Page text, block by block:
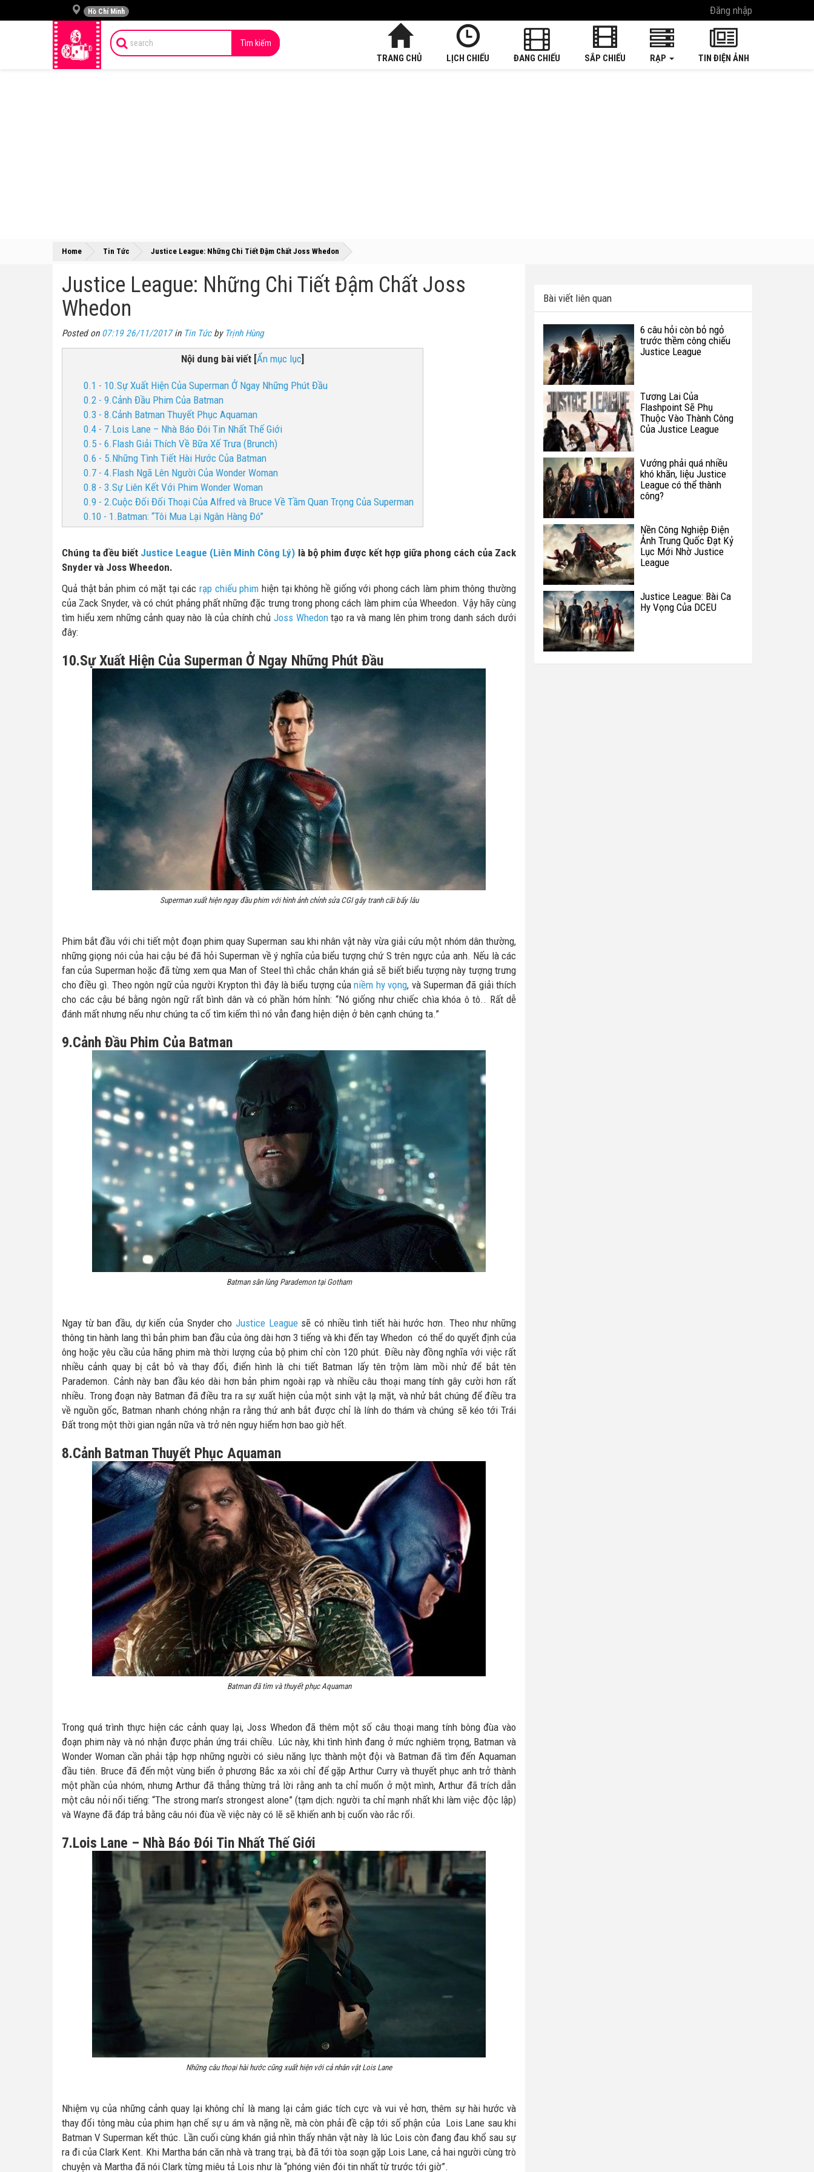
Hồ Chí Minh Đăng nhập
Tìm kiếm
TRANG CHỦ LỊCH CHIẾU ĐANG CHIẾU SẮP CHIẾU RẠP TIN ĐIỆN ẢNH
Home »
Tin Tức »
Justice League: Những Chi Tiết Đậm Chất Joss Whedon
Justice League: Những Chi Tiết Đậm Chất Joss
Whedon
Posted on 07:19 26/11/2017in Tin Tứcby Trịnh Hùng
Nội dung bài viết [Ẩn mục lục]
0.1 - 10.Sự Xuất Hiện Của Superman Ở Ngay Những Phút Đầu
0.2 - 9.Cảnh Đầu Phim Của Batman
0.3 - 8.Cảnh Batman Thuyết Phục Aquaman
0.4 - 7.Lois Lane – Nhà Báo Đói Tin Nhất Thế Giới
0.5 - 6.Flash Giải Thích Về Bữa Xế Trưa (Brunch)
0.6 - 5.Những Tình Tiết Hài Hước Của Batman
0.7 - 4.Flash Ngã Lên Người Của Wonder Woman
0.8 - 3.Sự Liên Kết Với Phim Wonder Woman
0.9 - 2.Cuộc Đối Đối Thoại Của Alfred và Bruce Về Tầm Quan Trọng Của Superman
0.10 - 1.Batman: “Tôi Mua Lại Ngân Hàng Đó”
Chúng ta đều biết Justice League (Liên Minh Công Lý) là bộ phim được kết hợp giữa phong cách của Zack
Snyder và Joss Wheedon.
Quả thật bản phim có mặt tại cácrạp chiếu phim hiện tại không hề giống với phong cách làm phim thông thường
của Zack Snyder, và có chút phảng phất những đặc trưng trong phong cách làm phim của Wheedon. Vậy hãy cùng
tìm hiểu xem những cảnh quay nào là của chính chủ Joss Whedontạo ra và mang lên phim trong danh sách dưới
đây:
10.Sự Xuất Hiện Của Superman Ở Ngay Những Phút Đầu
Superman xuất hiện ngay đầu phim với hình ảnh chỉnh sửa CGI gây tranh cãi bấy lâu
Phim bắt đầu với chi tiết một đoạn phim quay Superman sau khi nhân vật này vừa giải cứu một nhóm dân thường,
những giọng nói của hai cậu bé đã hỏi Superman về ý nghĩa của biểu tượng chứ S trên ngực của anh. Nếu là các
fan của Superman hoặc đã từng xem qua Man of Steel thì chắc chắn khán giả sẽ biết biểu tượng này tượng trưng
cho điều gì. Theo ngôn ngữ của người Krypton thì đây là biểu tượng củaniềm hy vọng, và Superman đã giải thích
cho các cậu bé bằng ngôn ngữ rất bình dân và có phần hóm hỉnh: “Nó giống như chiếc chìa khóa ô tô.. Rất dễ
đánh mất nhưng nếu như chúng ta cố tìm kiếm thì nó vẫn đang hiện diện ở bên cạnh chúng ta.”
9.Cảnh Đầu Phim Của Batman
Batman săn lùng Parademon tại Gotham
Ngay từ ban đầu, dự kiến của Snyder cho Justice Leaguesẽ có nhiều tình tiết hài hước hơn. Theo như những
thông tin hành lang thì bản phim ban đầu của ông dài hơn 3 tiếng và khi đến tay Whedon có thể do quyết định của
ông hoặc yêu cầu của hãng phim mà thời lượng của bộ phim chỉ còn 120 phút. Điều này đồng nghĩa với việc rất
nhiều cảnh quay bị cắt bỏ và thay đổi, điển hình là chi tiết Batman lấy tên trộm làm mồi nhử để bắt tên
Parademon. Cảnh này ban đầu kéo dài hơn bản phim ngoài rạp và nhiều câu thoại mang tính gây cười hơn rất
nhiều. Trong đoạn này Batman đã điều tra ra sự xuất hiện của một sinh vật lạ mặt, và nhử bắt chúng để điều tra
về nguồn gốc, Batman nhanh chóng nhận ra rằng thứ anh bắt được chỉ là lính do thám và chúng sẽ kéo tới Trái
Đất trong một thời gian ngắn nữa và trở nên nguy hiểm hơn bao giờ hết.
8.Cảnh Batman Thuyết Phục Aquaman
Batman đã tìm và thuyết phục Aquaman
Trong quá trình thực hiện các cảnh quay lại, Joss Whedon đã thêm một số câu thoại mang tính bông đùa vào
đoạn phim này và nó nhận được phản ứng trái chiều. Lúc này, khi tình hình đang ở mức nghiêm trọng, Batman và
Wonder Woman cần phải tập hợp những người có siêu năng lực thành một đội và Batman đã tìm đến Aquaman
đầu tiên. Bruce đã đến một vùng biển ở phương Bắc xa xôi chỉ để gặp Arthur Curry và thuyết phục anh trở thành
một phần của nhóm, nhưng Arthur đã thẳng thừng trả lời rằng anh ta chỉ muốn ở một mình, Arthur đã trích dẫn
một câu nỏi nổi tiếng: “The strong man’s strongest alone” (tạm dịch: người ta chỉ mạnh nhất khi làm việc độc lập)
và Wayne đã đáp trả bằng câu nói đùa về việc này có lẽ sẽ khiến anh bị cuốn vào rắc rối.
7.Lois Lane – Nhà Báo Đói Tin Nhất Thế Giới
Những câu thoại hài hước cũng xuất hiện với cả nhân vật Lois Lane
Nhiệm vụ của những cảnh quay lại không chỉ là mang lại cảm giác tích cực và vui vẻ hơn, thêm sự hài hước và
thay đổi tông màu của phim hạn chế sự u ám và nặng nề, mà còn phải đề cập tới số phận của Lois Lane sau khi
Batman V Superman kết thúc. Lần cuối cùng khán giả nhìn thấy nhân vật này là lúc Lois còn đang đau khổ sau sự
ra đi của Clark Kent. Khi Martha bán căn nhà và trang trại, bà đã tới tòa soạn gặp Lois Lane, cả hai người cùng trò
chuyện và Martha đã nói Clark từng miêu tả Lois như là “phóng viên đói tin nhất từ trước tới giờ”.
Bài viết liên quan
6 câu hỏi còn bỏ ngỏ
trước thềm công chiếu
Justice League
Tương Lai Của
Flashpoint Sẽ Phụ
Thuộc Vào Thành Công
Của Justice League
Vướng phải quá nhiều
khó khăn, liệu Justice
League có thể thành
công?
Nền Công Nghiệp Điện
Ảnh Trung Quốc Đạt Kỷ
Lục Mới Nhờ Justice
League
Justice League: Bài Ca
Hy Vọng Của DCEU